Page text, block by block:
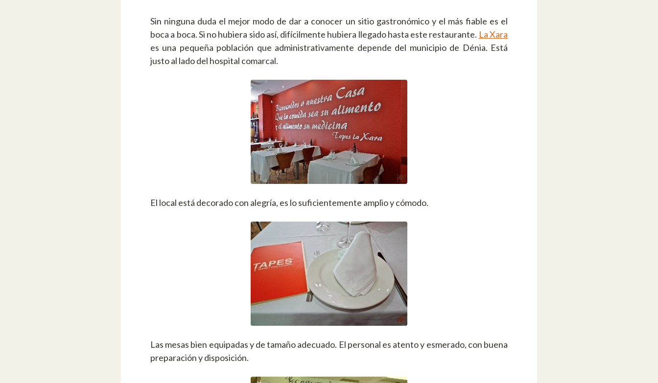
Sin ninguna duda el mejor modo de dar a conocer un sitio gastronómico y el más fiable es el
boca a boca. Si no hubiera sido así, difícilmente hubiera llegado hasta este restaurante. La Xara
es una pequeña población que administrativamente depende del municipio de Dénia. Está
justo al lado del hospital comarcal.
El local está decorado con alegría, es lo suficientemente amplio y cómodo.
Las mesas bien equipadas y de tamaño adecuado. El personal es atento y esmerado, con buena
preparación y disposición.